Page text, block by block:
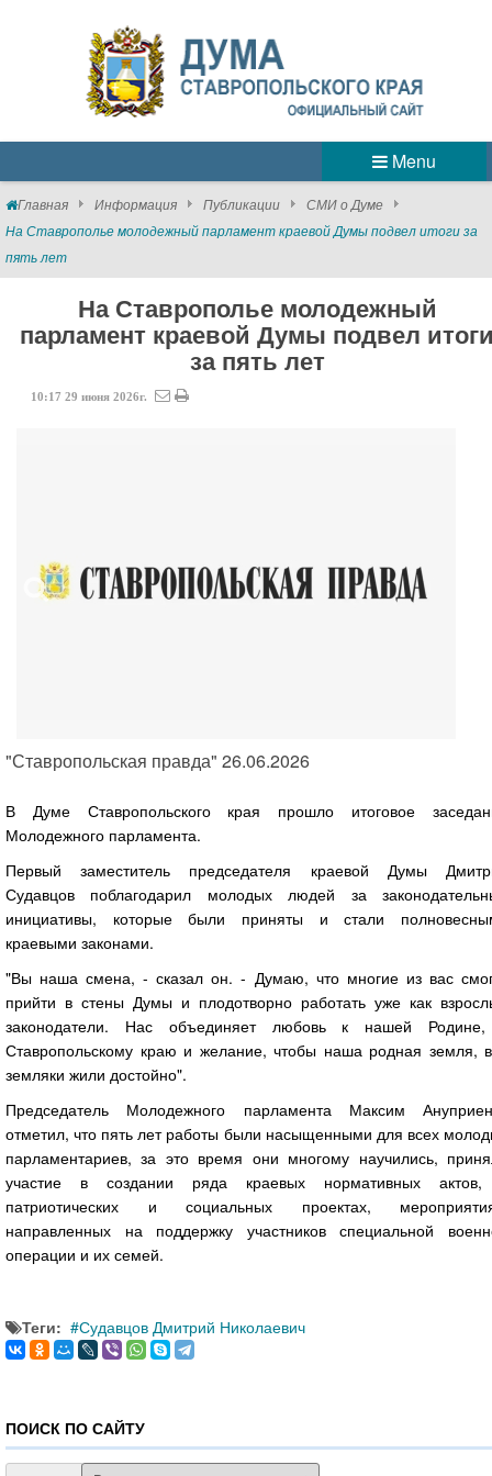
Menu
Главная Информация Публикации
СМИ о Думе
На Ставрополье молодежный парламент краевой Думы подвел итоги за
пять лет
На Ставрополье молодежный
парламент краевой Думы подвел
за пять лет
10:17 29 июня 2026г.
"Ставропольская правда" 26.06.2026
В Думе Ставропольского края прошло итоговое
Молодежного парламента.
Первый заместитель председателя краевой Думы
Судавцов поблагодарил молодых людей за
инициативы, которые были приняты и стали
краевыми законами.
"Вы наша смена, - сказал он. - Думаю, что многие из вас
прийти в стены Думы и плодотворно работать уже как
законодатели. Нас объединяет любовь к нашей
Ставропольскому краю и желание, чтобы наша родная земля,
земляки жили достойно".
Председатель Молодежного парламента Максим
отметил, что пять лет работы были насыщенными для всех
парламентариев, за это время они многому научились,
участие в создании ряда краевых нормативных
патриотических и социальных проектах,
направленных на поддержку участников специальной
операции и их семей.
Теги: Судавцов Дмитрий Николаевич
ПОИСК ПО САЙТУ